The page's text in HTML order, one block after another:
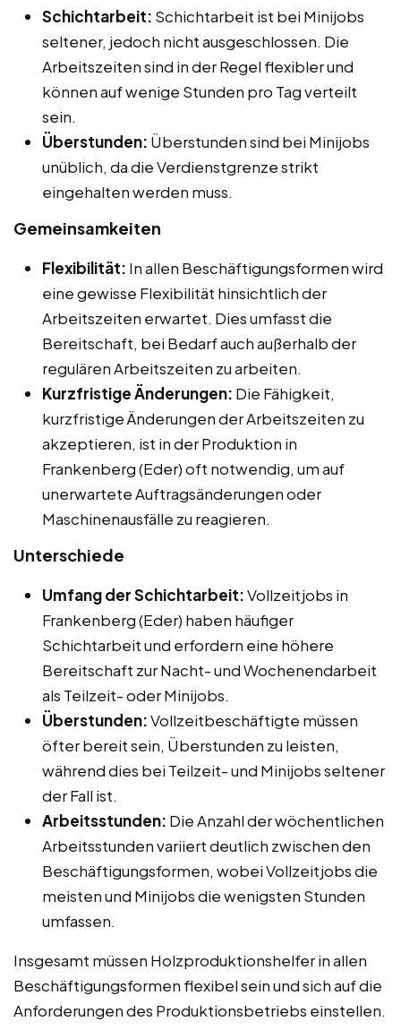
Schichtarbeit: Schichtarbeit ist bei Minijobs
seltener, jedoch nicht ausgeschlossen. Die
Arbeitszeiten sind in der Regel flexibler und
können auf wenige Stunden pro Tag verteilt
sein.
Überstunden: Überstunden sind bei Minijobs
unüblich, da die Verdienstgrenze strikt
eingehalten werden muss.
Gemeinsamkeiten
Flexibilität: In allen Beschäftigungsformen wird
eine gewisse Flexibilität hinsichtlich der
Arbeitszeiten erwartet. Dies umfasst die
Bereitschaft, bei Bedarf auch außerhalb der
regulären Arbeitszeiten zu arbeiten.
Kurzfristige Änderungen: Die Fähigkeit,
kurzfristige Änderungen der Arbeitszeiten zu
akzeptieren, ist in der Produktion in
Frankenberg (Eder) oft notwendig, um auf
unerwartete Auftragsänderungen oder
Maschinenausfälle zu reagieren.
Unterschiede
Umfang der Schichtarbeit:Vollzeitjobs in
Frankenberg (Eder) haben häufiger
Schichtarbeit und erfordern eine höhere
Bereitschaft zur Nacht- und Wochenendarbeit
als Teilzeit- oder Minijobs.
Überstunden:Vollzeitbeschäftigte müssen
öfter bereit sein, Überstunden zu leisten,
während dies bei Teilzeit- und Minijobs seltener
der Fall ist.
Arbeitsstunden: Die Anzahl der wöchentlichen
Arbeitsstunden variiert deutlich zwischen den
Beschäftigungsformen, wobei Vollzeitjobs die
meisten und Minijobs die wenigsten Stunden
umfassen.
Insgesamt müssen Holzproduktionshelfer in allen
Beschäftigungsformen flexibel sein und sich auf die
Anforderungen des Produktionsbetriebs einstellen.